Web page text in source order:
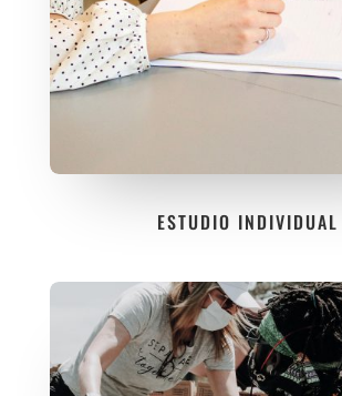
ESTUDIO INDIVIDUAL